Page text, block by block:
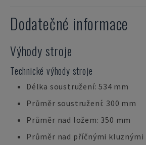
Dodatečné informace
Výhody stroje
Technické výhody stroje
Délka soustružení: 534 mm
Průměr soustružení: 300 mm
Průměr nad ložem: 350 mm
Průměr nad příčnými kluznými